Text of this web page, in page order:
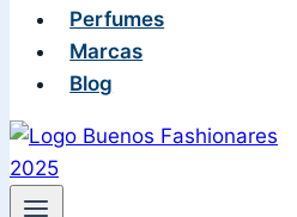
Perfumes
Marcas
Blog